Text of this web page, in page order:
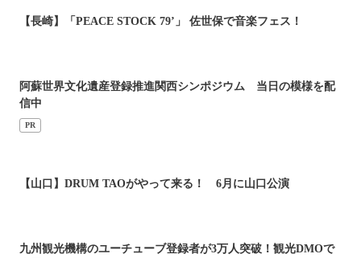
【長崎】「PEACE STOCK 79’」 佐世保で音楽フェス！
阿蘇世界文化遺産登録推進関西シンポジウム 当日の模様を配
信中
PR
【山口】DRUM TAOがやって来る！ 6月に山口公演
九州観光機構のユーチューブ登録者が3万人突破！観光DMOで